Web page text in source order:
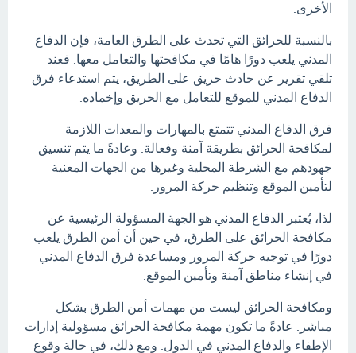
الأخرى.
بالنسبة للحرائق التي تحدث على الطرق العامة، فإن الدفاع
المدني يلعب دورًا هامًا في مكافحتها والتعامل معها. فعند
تلقي تقرير عن حادث حريق على الطريق، يتم استدعاء فرق
الدفاع المدني للموقع للتعامل مع الحريق وإخماده.
فرق الدفاع المدني تتمتع بالمهارات والمعدات اللازمة
لمكافحة الحرائق بطريقة آمنة وفعالة. وعادةً ما يتم تنسيق
جهودهم مع الشرطة المحلية وغيرها من الجهات المعنية
لتأمين الموقع وتنظيم حركة المرور.
لذا، يُعتبر الدفاع المدني هو الجهة المسؤولة الرئيسية عن
مكافحة الحرائق على الطرق، في حين أن أمن الطرق يلعب
دورًا في توجيه حركة المرور ومساعدة فرق الدفاع المدني
في إنشاء مناطق آمنة وتأمين الموقع.
ومكافحة الحرائق ليست من مهمات أمن الطرق بشكل
مباشر. عادةً ما تكون مهمة مكافحة الحرائق مسؤولية إدارات
الإطفاء والدفاع المدني في الدول. ومع ذلك، في حالة وقوع